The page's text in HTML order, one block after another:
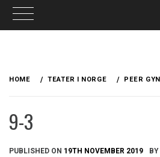
HOME TEATER I NORGE PEER
9-3
PUBLISHED ON 19TH NOVEMBER 2019 BY